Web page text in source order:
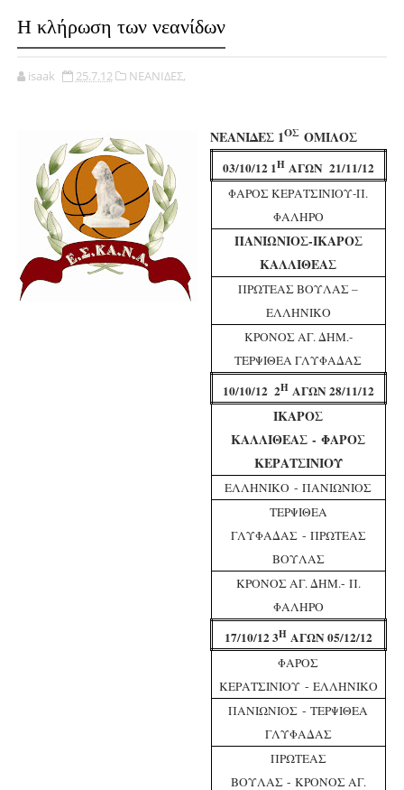
Η κλήρωση των νεανίδων
isaak 25.7.12 ΝΕΑΝΙΔΕΣ,
ΝΕΑΝΙΔΕΣ 1ΟΣΟΜΙΛΟΣ
03/10/12 1ΗΑΓΩΝ 21/11/12
ΦΑΡΟΣ ΚΕΡΑΤΣΙΝΙΟΥ-Π.
ΦΑΛΗΡΟ
ΠΑΝΙΩΝΙΟΣ-ΙΚΑΡΟΣ
ΚΑΛΛΙΘΕΑΣ
ΠΡΩΤΕΑΣ ΒΟΥΛΑΣ –
ΕΛΛΗΝΙΚΟ
ΚΡΟΝΟΣ ΑΓ. ΔΗΜ.-
ΤΕΡΨΙΘΕΑ ΓΛΥΦΑΔΑΣ
10/10/12 2ΗΑΓΩΝ 28/11/12
ΙΚΑΡΟΣ
ΚΑΛΛΙΘΕΑΣ- ΦΑΡΟΣ
ΚΕΡΑΤΣΙΝΙΟΥ
ΕΛΛΗΝΙΚΟ - ΠΑΝΙΩΝΙΟΣ
ΤΕΡΨΙΘΕΑ
ΓΛΥΦΑΔΑΣ- ΠΡΩΤΕΑΣ
ΒΟΥΛΑΣ
ΚΡΟΝΟΣ ΑΓ. ΔΗΜ.- Π.
ΦΑΛΗΡΟ
17/10/12 3ΗΑΓΩΝ 05/12/12
ΦΑΡΟΣ
ΚΕΡΑΤΣΙΝΙΟΥ- ΕΛΛΗΝΙΚΟ
ΠΑΝΙΩΝΙΟΣ - ΤΕΡΨΙΘΕΑ
ΓΛΥΦΑΔΑΣ
ΠΡΩΤΕΑΣ
ΒΟΥΛΑΣ - ΚΡΟΝΟΣ ΑΓ.